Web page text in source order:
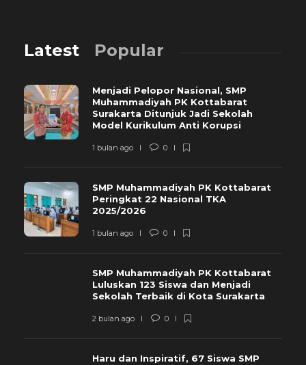
Latest Popular
Menjadi Pelopor Nasional, SMP
Muhammadiyah PK Kottabarat
Surakarta Ditunjuk Jadi Sekolah
Model Kurikulum Anti Korupsi
1 bulan ago 0
SMP Muhammadiyah PK Kottabarat
Peringkat 22 Nasional TKA
2025/2026
1 bulan ago 0
SMP Muhammadiyah PK Kottabarat
Luluskan 123 Siswa dan Menjadi
Sekolah Terbaik di Kota Surakarta
2 bulan ago 0
Haru dan Inspiratif, 67 Siswa SMP